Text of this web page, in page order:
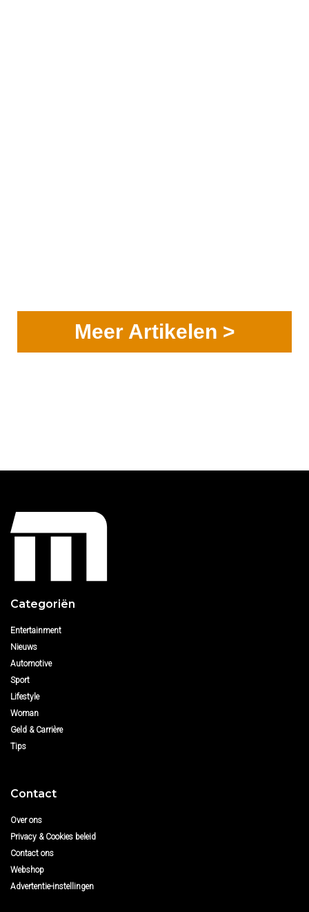
Meer Artikelen >
Categoriën
Entertainment
Nieuws
Automotive
Sport
Lifestyle
Woman
Geld & Carrière
Tips
Contact
Over ons
Privacy & Cookies beleid
Contact ons
Webshop
Advertentie-instellingen